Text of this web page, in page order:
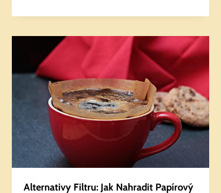
Alternativy Filtru: Jak Nahradit Papírový